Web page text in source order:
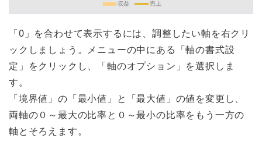
「0」を合わせて表示するには、調整したい軸を右クリ
ックしましょう。メニューの中にある「軸の書式設
定」をクリックし、「軸のオプション」を選択しま
す。
「境界値」の「最小値」と「最大値」の値を変更し、
両軸の０～最大の比率と０～最小の比率をもう一方の
軸とそろえます。